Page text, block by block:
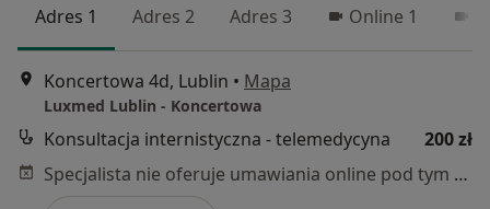
Adres 1 Adres 2 Adres 3 Online 1
Koncertowa 4d, Lublin • Mapa
Luxmed Lublin - Koncertowa
Konsultacja internistyczna - telemedycyna
200 zł
Specjalista nie oferuje umawiania online pod tym adresem.